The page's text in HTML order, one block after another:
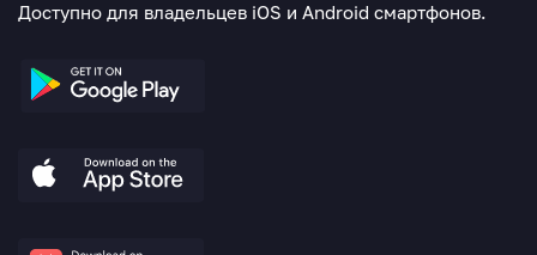
Доступно для владельцев iOS и Android смартфонов.